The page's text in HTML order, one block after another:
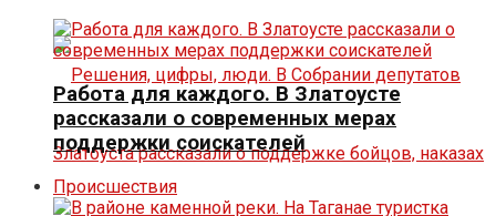
Работа для каждого. В Златоусте
рассказали о современных мерах
поддержки соискателей
Происшествия